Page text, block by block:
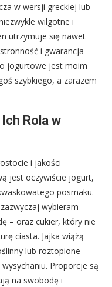
w wersji greckiej lub
wilgotne i
utrzymuje się nawet
i gwarancja
jogurtowe jest moim
szybkiego, a zarazem
Rola w
i jakości
jest oczywiście jogurt,
posmaku.
wybieram
– oraz cukier, który nie
ciasta. Jajka wiążą
lub roztopione
Proporcje są
na swobodę i